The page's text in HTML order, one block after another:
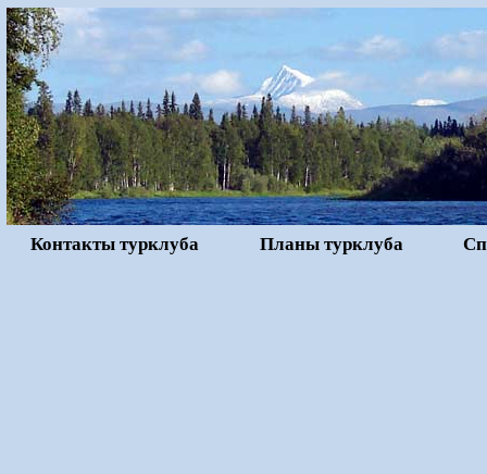
Контакты турклуба Планы турклуба